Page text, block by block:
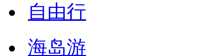
自由行
海岛游